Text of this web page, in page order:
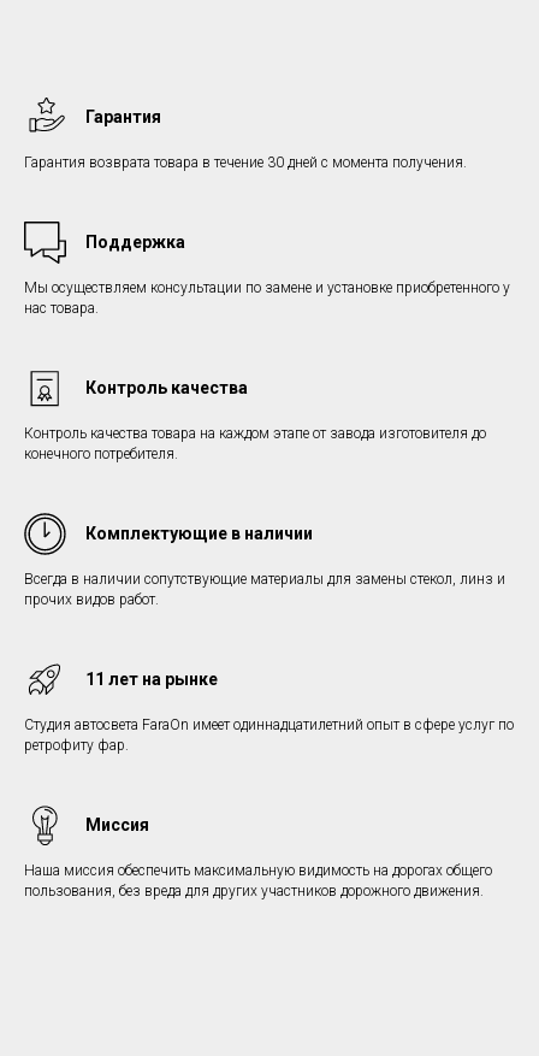
Гарантия
Гарантия возврата товара в течение 30 дней с момента получения.
Поддержка
Мы осуществляем консультации по замене и установке приобретенного у
нас товара.
Контроль качества
Контроль качества товара на каждом этапе от завода изготовителя до
конечного потребителя.
Комплектующие в наличии
Всегда в наличии сопутствующие материалы для замены стекол, линз и
прочих видов работ.
11 лет на рынке
Студия автосвета FaraOn имеет одиннадцатилетний опыт в сфере услуг по
ретрофиту фар.
Миссия
Наша миссия обеспечить максимальную видимость на дорогах общего
пользования, без вреда для других участников дорожного движения.